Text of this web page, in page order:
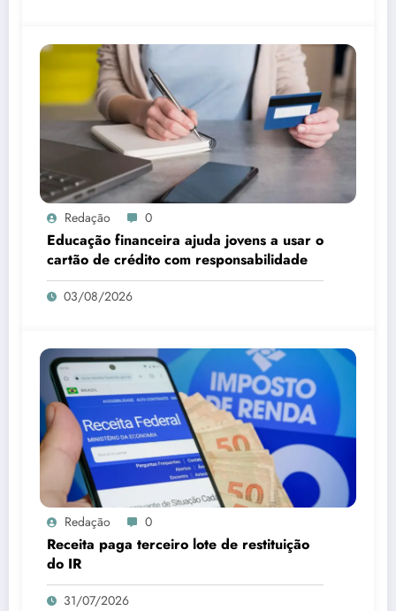
Redação 0
Educação financeira ajuda jovens a usar o
cartão de crédito com responsabilidade
03/08/2026
Redação 0
Receita paga terceiro lote de restituição
do IR
31/07/2026